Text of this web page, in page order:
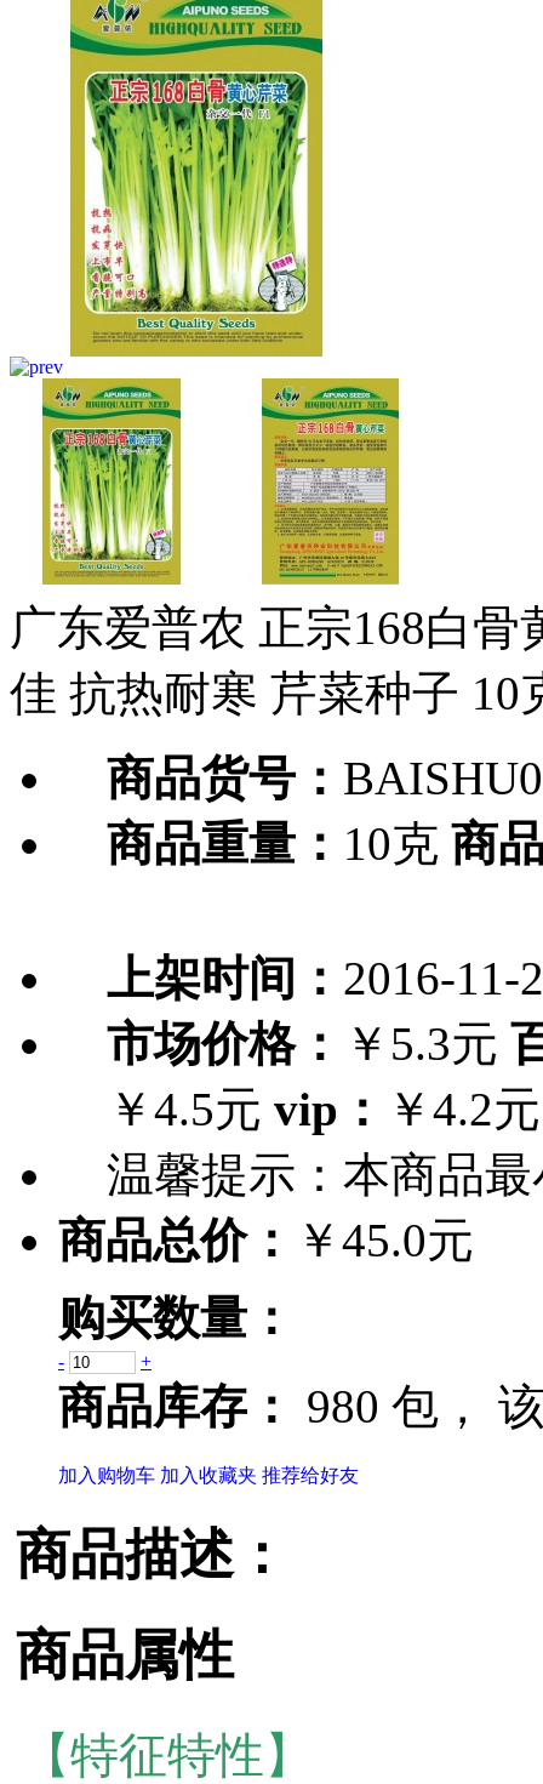
广东爱普农 正宗168白
佳 抗热耐寒 芹菜种子 10
商品货号：
商品重量： 10克 商
上架时间： 2016-11-
市场价格： ￥5.3元
￥4.5元 vip： ￥4.2元
温馨提示： 本商品
商品总价： ￥45.0元
购买数量：
- +
商品库存： 980 包，
加入购物车 加入收藏夹 推荐给好友
商品描述：
商品属性
【特征特性】